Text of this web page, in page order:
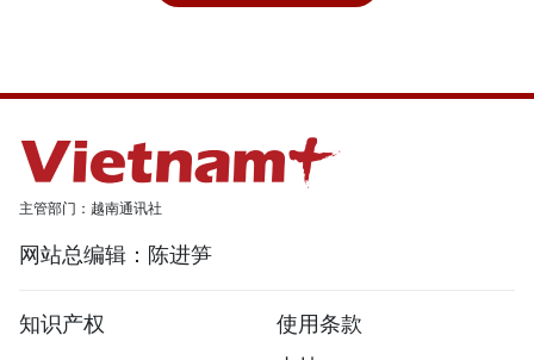
主管部门：越南通讯社
网站总编辑：陈进笋
知识产权
使用条款